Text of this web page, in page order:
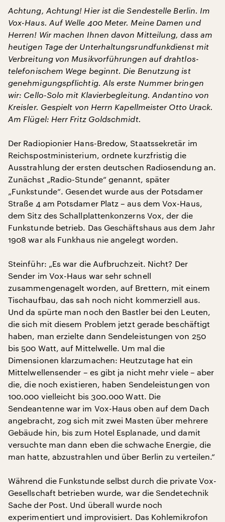
Achtung, Achtung! Hier ist die Sendestelle Berlin. Im
Vox-Haus. Auf Welle 400 Meter. Meine Damen und
Herren! Wir machen Ihnen davon Mitteilung, dass am
heutigen Tage der Unterhaltungsrundfunkdienst mit
Verbreitung von Musikvorführungen auf drahtlos-
telefonischem Wege beginnt. Die Benutzung ist
genehmigungspflichtig. Als erste Nummer bringen
wir: Cello-Solo mit Klavierbegleitung. Andantino von
Kreisler. Gespielt von Herrn Kapellmeister Otto Urack.
Am Flügel: Herr Fritz Goldschmidt.
Der Radiopionier Hans-Bredow, Staatssekretär im
Reichspostministerium, ordnete kurzfristig die
Ausstrahlung der ersten deutschen Radiosendung an.
Zunächst „Radio-Stunde“ genannt, später
„Funkstunde“. Gesendet wurde aus der Potsdamer
Straße 4 am Potsdamer Platz – aus dem Vox-Haus,
dem Sitz des Schallplattenkonzerns Vox, der die
Funkstunde betrieb. Das Geschäftshaus aus dem Jahr
1908 war als Funkhaus nie angelegt worden.
Steinführ: „Es war die Aufbruchzeit. Nicht? Der
Sender im Vox-Haus war sehr schnell
zusammengenagelt worden, auf Brettern, mit einem
Tischaufbau, das sah noch nicht kommerziell aus.
Und da spürte man noch den Bastler bei den Leuten,
die sich mit diesem Problem jetzt gerade beschäftigt
haben, man erzielte dann Sendeleistungen von 250
bis 500 Watt, auf Mittelwelle. Um mal die
Dimensionen klarzumachen: Heutzutage hat ein
Mittelwellensender – es gibt ja nicht mehr viele – aber
die, die noch existieren, haben Sendeleistungen von
100.000 vielleicht bis 300.000 Watt. Die
Sendeantenne war im Vox-Haus oben auf dem Dach
angebracht, zog sich mit zwei Masten über mehrere
Gebäude hin, bis zum Hotel Esplanade, und damit
versuchte man dann eben die schwache Energie, die
man hatte, abzustrahlen und über Berlin zu verteilen.“
Während die Funkstunde selbst durch die private Vox-
Gesellschaft betrieben wurde, war die Sendetechnik
Sache der Post. Und überall wurde noch
experimentiert und improvisiert. Das Kohlemikrofon